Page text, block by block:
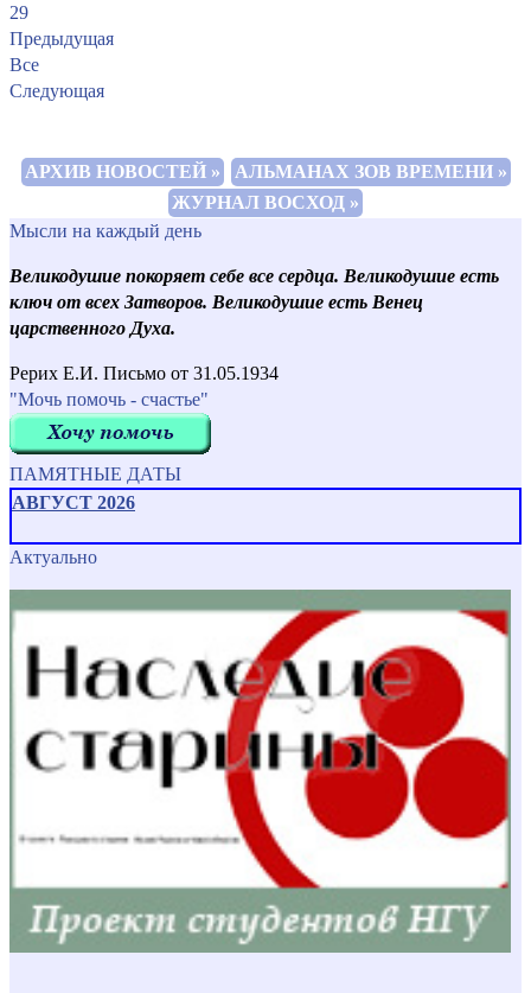
29
Предыдущая
Все
Следующая
АРХИВ НОВОСТЕЙ »
АЛЬМАНАХ ЗОВ ВРЕМЕНИ »
ЖУРНАЛ ВОСХОД »
Мысли на каждый день
Великодушие покоряет себе все сердца. Великодушие есть
ключ от всех Затворов. Великодушие есть Венец
царственного Духа.
Рерих Е.И. Письмо от 31.05.1934
"Мочь помочь - счастье"
ПАМЯТНЫЕ ДАТЫ
АВГУСТ 2026
Актуально